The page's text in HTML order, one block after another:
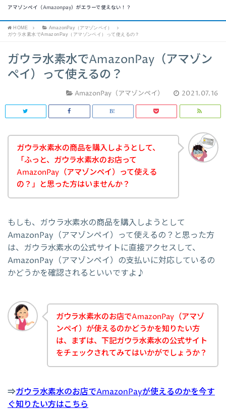
アマゾンペイ（Amazonpay）がエラーで使えない！？
HOME
AmazonPay（アマゾンペイ）
ガウラ水素水でAmazonPay（アマゾンペイ）って使えるの？
ガウラ水素水でAmazonPay（アマゾン
ペイ）って使えるの？
AmazonPay（アマゾンペイ） 2021.07.16
ガウラ水素水の商品を購入しようとして、
「ふっと、ガウラ水素水のお店って
AmazonPay（アマゾンペイ）って使える
の？」と思った方はいませんか？
もしも、ガウラ水素水の商品を購入しようとして
AmazonPay（アマゾンペイ）って使えるの？と思った方
は、ガウラ水素水の公式サイトに直接アクセスして、
AmazonPay（アマゾンペイ）の支払いに対応しているの
かどうかを確認されるといいですよ♪
ガウラ水素水のお店でAmazonPay（アマゾ
ンペイ）が使えるのかどうかを知りたい方
は、まずは、下記ガウラ水素水の公式サイト
をチェックされてみてはいかがでしょうか？
⇒ガウラ水素水のお店でAmazonPayが使えるのかを今す
ぐ知りたい方はこちら